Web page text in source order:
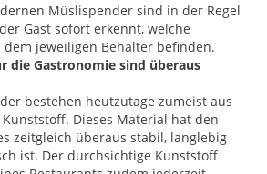
Müslispender sind in der Regel
Gast sofort erkennt, welche
jeweiligen Behälter befinden.
die Gastronomie sind überaus
bestehen heutzutage zumeist aus
Dieses Material hat den
zeitgleich überaus stabil, langlebig
ist. Der durchsichtige Kunststoff